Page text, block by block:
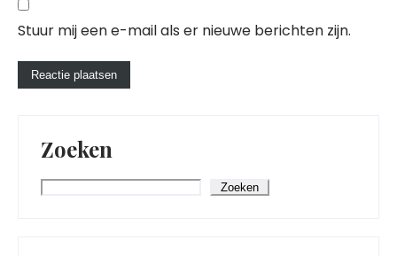
Stuur mij een e-mail als er nieuwe berichten zijn.
Zoeken
Zoeken